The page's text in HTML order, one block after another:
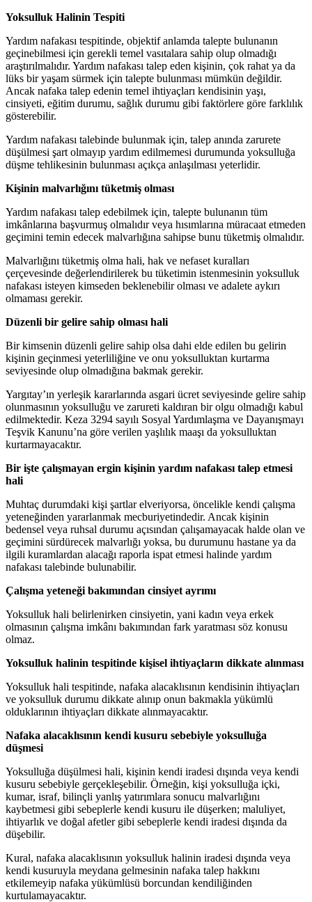
Yoksulluk Halinin Tespiti
Yardım nafakası tespitinde, objektif anlamda talepte bulunanın
geçinebilmesi için gerekli temel vasıtalara sahip olup olmadığı
araştırılmalıdır. Yardım nafakası talep eden kişinin, çok rahat ya da
lüks bir yaşam sürmek için talepte bulunması mümkün değildir.
Ancak nafaka talep edenin temel ihtiyaçları kendisinin yaşı,
cinsiyeti, eğitim durumu, sağlık durumu gibi faktörlere göre farklılık
gösterebilir.
Yardım nafakası talebinde bulunmak için, talep anında zarurete
düşülmesi şart olmayıp yardım edilmemesi durumunda yoksulluğa
düşme tehlikesinin bulunması açıkça anlaşılması yeterlidir.
Kişinin malvarlığını tüketmiş olması
Yardım nafakası talep edebilmek için, talepte bulunanın tüm
imkânlarına başvurmuş olmalıdır veya hısımlarına müracaat etmeden
geçimini temin edecek malvarlığına sahipse bunu tüketmiş olmalıdır.
Malvarlığını tüketmiş olma hali, hak ve nefaset kuralları
çerçevesinde değerlendirilerek bu tüketimin istenmesinin yoksulluk
nafakası isteyen kimseden beklenebilir olması ve adalete aykırı
olmaması gerekir.
Düzenli bir gelire sahip olması hali
Bir kimsenin düzenli gelire sahip olsa dahi elde edilen bu gelirin
kişinin geçinmesi yeterliliğine ve onu yoksulluktan kurtarma
seviyesinde olup olmadığına bakmak gerekir.
Yargıtay’ın yerleşik kararlarında asgari ücret seviyesinde gelire sahip
olunmasının yoksulluğu ve zarureti kaldıran bir olgu olmadığı kabul
edilmektedir. Keza 3294 sayılı Sosyal Yardımlaşma ve Dayanışmayı
Teşvik Kanunu’na göre verilen yaşlılık maaşı da yoksulluktan
kurtarmayacaktır.
Bir işte çalışmayan ergin kişinin yardım nafakası talep etmesi
hali
Muhtaç durumdaki kişi şartlar elveriyorsa, öncelikle kendi çalışma
yeteneğinden yararlanmak mecburiyetindedir. Ancak kişinin
bedensel veya ruhsal durumu açısından çalışamayacak halde olan ve
geçimini sürdürecek malvarlığı yoksa, bu durumunu hastane ya da
ilgili kuramlardan alacağı raporla ispat etmesi halinde yardım
nafakası talebinde bulunabilir.
Çalışma yeteneği bakımından cinsiyet ayrımı
Yoksulluk hali belirlenirken cinsiyetin, yani kadın veya erkek
olmasının çalışma imkânı bakımından fark yaratması söz konusu
olmaz.
Yoksulluk halinin tespitinde kişisel ihtiyaçların dikkate alınması
Yoksulluk hali tespitinde, nafaka alacaklısının kendisinin ihtiyaçları
ve yoksulluk durumu dikkate alınıp onun bakmakla yükümlü
olduklarının ihtiyaçları dikkate alınmayacaktır.
Nafaka alacaklısının kendi kusuru sebebiyle yoksulluğa
düşmesi
Yoksulluğa düşülmesi hali, kişinin kendi iradesi dışında veya kendi
kusuru sebebiyle gerçekleşebilir. Örneğin, kişi yoksulluğa içki,
kumar, israf, bilinçli yanlış yatırımlara sonucu malvarlığını
kaybetmesi gibi sebeplerle kendi kusuru ile düşerken; maluliyet,
ihtiyarlık ve doğal afetler gibi sebeplerle kendi iradesi dışında da
düşebilir.
Kural, nafaka alacaklısının yoksulluk halinin iradesi dışında veya
kendi kusuruyla meydana gelmesinin nafaka talep hakkını
etkilemeyip nafaka yükümlüsü borcundan kendiliğinden
kurtulamayacaktır.